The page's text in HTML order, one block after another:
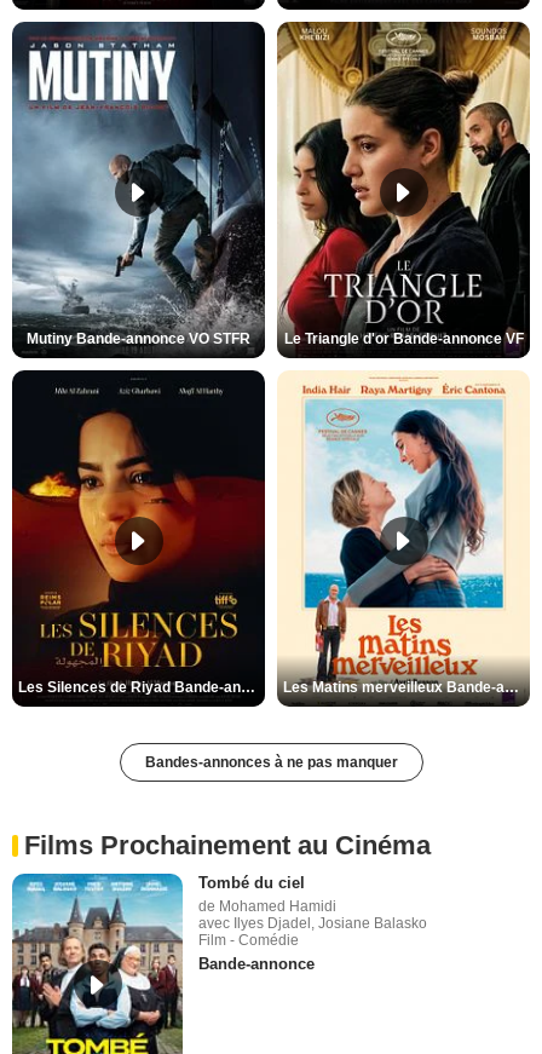
Mutiny Bande-annonce VO STFR Le Triangle d'or Bande-annonce VF
Les Silences de Riyad Bande-annonce VO STFR Les Matins merveilleux Bande-annonce VF
Bandes-annonces à ne pas manquer
Films Prochainement au Cinéma
Tombé du ciel
de Mohamed Hamidi
avec Ilyes Djadel, Josiane Balasko
Film - Comédie
Bande-annonce